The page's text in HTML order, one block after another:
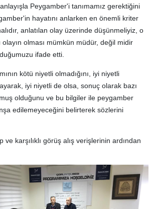
Peygamber'i tanımamız gerektiğini
hayatını anlarken en önemli kriter
anlatılan olay üzerinde düşünmeliyiz, o
olması mümkün müdür, değil midir
ifade etti.
kötü niyetli olmadığını, iyi niyetli
iyi niyetli de olsa, sonuç olarak bazı
olduğunu ve bu bilgiler ile peygamber
edilemeyeceğini belirterek sözlerini
karşılıklı görüş alış verişlerinin ardından